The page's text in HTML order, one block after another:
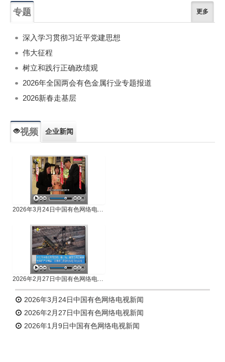
专题 更多
深入学习贯彻习近平党建思想
伟大征程
树立和践行正确政绩观
2026年全国两会有色金属行业专题报道
2026新春走基层
视频 企业新闻
2026年3月24日中国有色网络电视新闻
2026年2月27日中国有色网络电视新闻
2026年3月24日中国有色网络电视新闻
2026年2月27日中国有色网络电视新闻
2026年1月9日中国有色网络电视新闻